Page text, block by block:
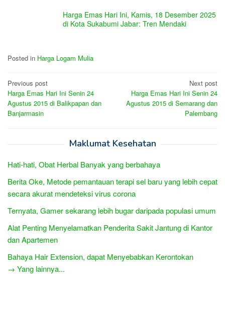
Harga Emas Hari Ini, Kamis, 18 Desember 2025
di Kota Sukabumi Jabar: Tren Mendaki
Posted in Harga Logam Mulia
Post
navigation
Previous post
Harga Emas Hari Ini Senin 24
Agustus 2015 di Balikpapan dan
Banjarmasin
Next post
Harga Emas Hari Ini Senin 24
Agustus 2015 di Semarang dan
Palembang
Maklumat Kesehatan
Hati-hati, Obat Herbal Banyak yang berbahaya
Berita Oke, Metode pemantauan terapi sel baru yang lebih cepat
secara akurat mendeteksi virus corona
Ternyata, Gamer sekarang lebih bugar daripada populasi umum
Alat Penting Menyelamatkan Penderita Sakit Jantung di Kantor
dan Apartemen
Bahaya Hair Extension, dapat Menyebabkan Kerontokan
→ Yang lainnya...